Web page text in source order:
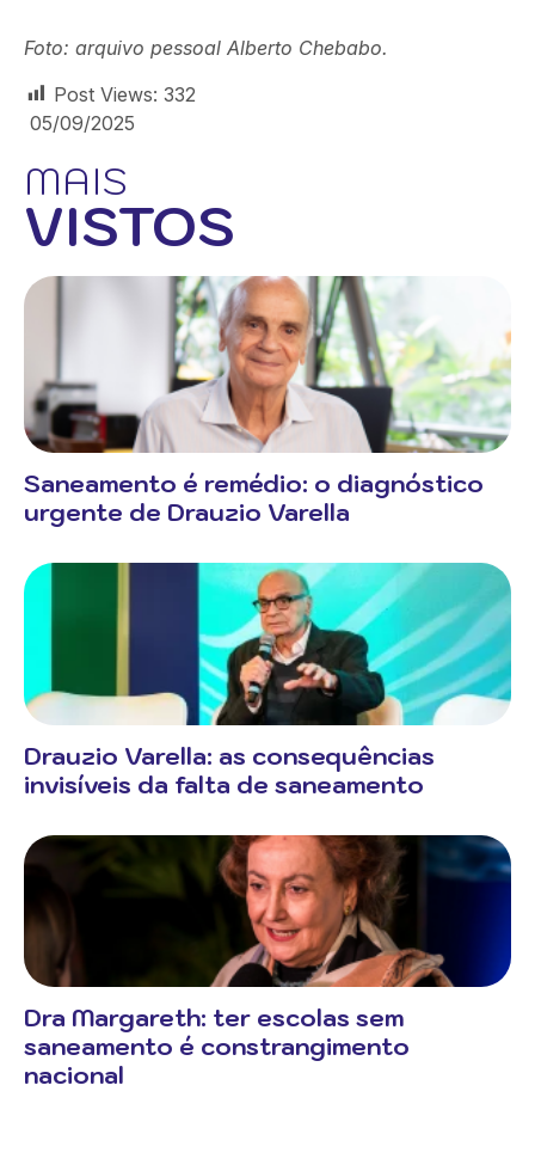
Foto: arquivo pessoal Alberto Chebabo.
Post Views: 332
05/09/2025
MAIS
VISTOS
Saneamento é remédio: o diagnóstico
urgente de Drauzio Varella
Drauzio Varella: as consequências
invisíveis da falta de saneamento
Dra Margareth: ter escolas sem
saneamento é constrangimento
nacional